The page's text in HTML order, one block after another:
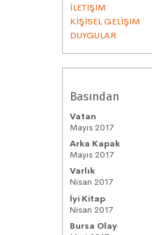
İLETİŞİM
KİŞİSEL GELİŞİM
DUYGULAR
Basından
Vatan
Mayıs 2017
Arka Kapak
Mayıs 2017
Varlık
Nisan 2017
İyi Kitap
Nisan 2017
Bursa Olay